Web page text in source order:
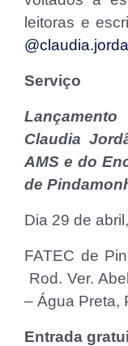
leitoras e
Serviço
Claudia
AMS e do
de
Dia 29 de
FATEC de
Rod. Ver.
– Água Preta,
Entrada